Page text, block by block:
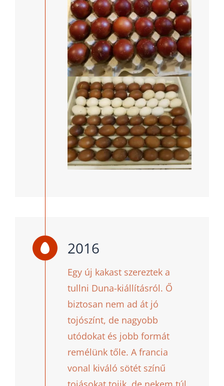
2016
Egy új kakast szereztek a
tullni Duna-kiállításról. Ő
biztosan nem ad át jó
tojószínt, de nagyobb
utódokat és jobb formát
remélünk tőle. A francia
vonal kiváló sötét színű